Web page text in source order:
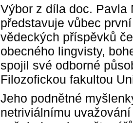
Výbor z díla doc. Pavla
představuje vůbec
vědeckých příspěvků
obecného lingvisty,
spojil své odborné
Filozofickou fakultou
Jeho podnětné
netriviálnímu